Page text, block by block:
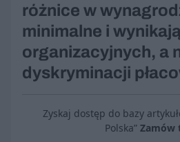
różnice w
minimalne i
organizacyjnych, a
dyskryminacji
Zyskaj dostęp do bazy
Polska” Zamów